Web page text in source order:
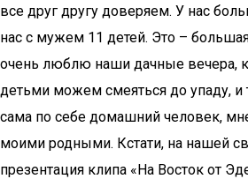
все друг другу доверяем. У нас
нас с мужем 11 детей. Это –
очень люблю наши дачные вечера,
детьми можем смеяться до упаду, и
сама по себе домашний человек,
моими родными. Кстати, на нашей
презентация клипа «На Восток от